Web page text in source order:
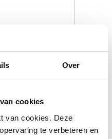
Over
cookies
van cookies. Deze
te verbeteren en
bottelaar van